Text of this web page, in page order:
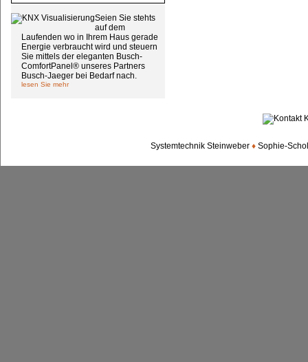
Seien Sie stehts
auf dem
Laufenden wo in Ihrem Haus gerade
Energie verbraucht wird und steuern
Sie mittels der eleganten Busch-
ComfortPanel® unseres Partners
Busch-Jaeger bei Bedarf nach.
lesen Sie mehr
Systemtechnik Steinweber ♦ Sophie-